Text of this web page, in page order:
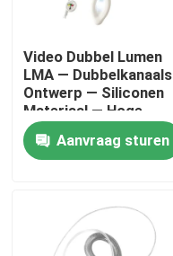
Thuis
VR-show
Video Dubbel Lumen
LMA — Dubbelkanaals
Ontwerp — Siliconen
Materiaal — Hoge
Afsluiting — ISO
Aanvraag sturen